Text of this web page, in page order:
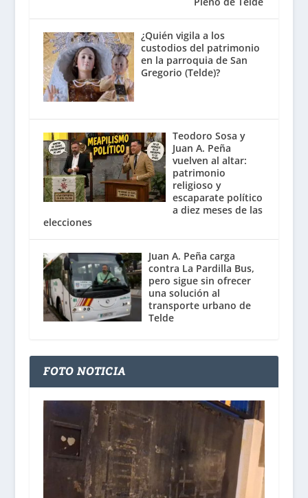
¿Quién vigila a los
custodios del patrimonio
en la parroquia de San
Gregorio (Telde)?
Teodoro Sosa y
Juan A. Peña
vuelven al altar:
patrimonio
religioso y
escaparate político
a diez meses de las
elecciones
Juan A. Peña carga
contra La Pardilla Bus,
pero sigue sin ofrecer
una solución al
transporte urbano de
Telde
FOTO NOTICIA